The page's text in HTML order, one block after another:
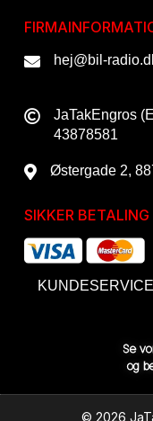
hej@bil-
JaTakEngros
43878581
Østergade 2,
SIKKER BETALING
Se
og
© 2026